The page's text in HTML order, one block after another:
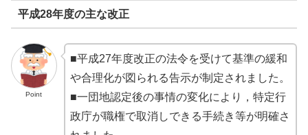
平成28年度の主な改正
Point
■平成27年度改正の法令を受けて基準の緩和
や合理化が図られる告示が制定されました。
■一団地認定後の事情の変化により，特定行
政庁が職権で取消しできる手続き等が明確さ